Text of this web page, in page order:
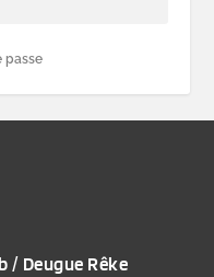
passe
/ Deugue Rêke